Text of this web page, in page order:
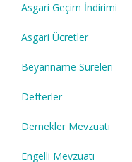
Asgari Geçim İndirimi
Asgari Ücretler
Beyanname Süreleri
Defterler
Dernekler Mevzuatı
Engelli Mevzuatı